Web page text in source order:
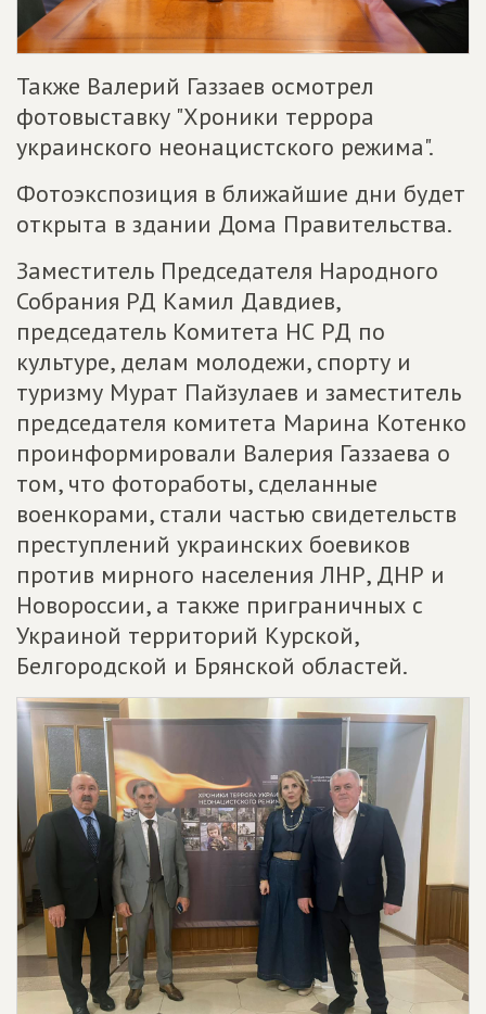
Также Валерий Газзаев осмотрел
фотовыставку "Хроники террора
украинского неонацистского режима".
Фотоэкспозиция в ближайшие дни будет
открыта в здании Дома Правительства.
Заместитель Председателя Народного
Собрания РД Камил Давдиев,
председатель Комитета НС РД по
культуре, делам молодежи, спорту и
туризму Мурат Пайзулаев и заместитель
председателя комитета Марина Котенко
проинформировали Валерия Газзаева о
том, что фотоработы, сделанные
военкорами, стали частью свидетельств
преступлений украинских боевиков
против мирного населения ЛНР, ДНР и
Новороссии, а также приграничных с
Украиной территорий Курской,
Белгородской и Брянской областей.